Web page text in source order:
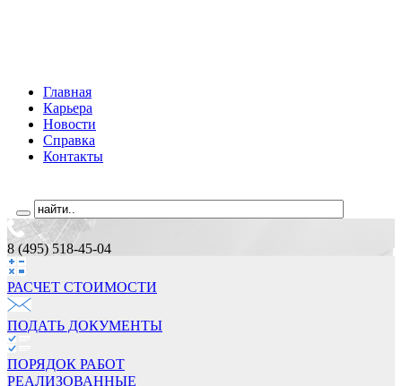
Главная
Карьера
Новости
Справка
Контакты
8 (495) 518-45-04
РАСЧЕТ СТОИМОCТИ
ПОДАТЬ ДОКУМЕНТЫ
ПОРЯДОК РАБОТ
РЕАЛИЗОВАННЫЕ